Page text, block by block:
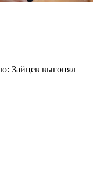
Зайцев выгонял